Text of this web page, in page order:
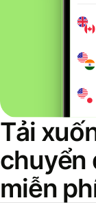
Tải
chuyển
miễn